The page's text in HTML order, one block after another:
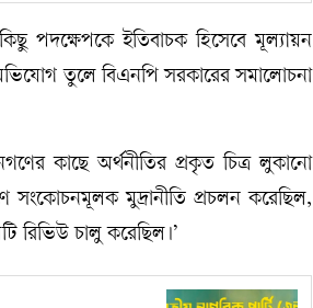
পদক্ষেপকে ইতিবাচক হিসেবে মূল্যায়ন
তুলে বিএনপি সরকারের সমালোচনা
কাছে অর্থনীতির প্রকৃত চিত্র লুকানো
সংকোচনমূলক মুদ্রানীতি প্রচলন করেছিল,
রিভিউ চালু করেছিল।’